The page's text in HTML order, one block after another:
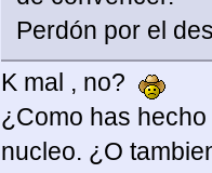
Perdón por el
K mal , no?
¿Como has
nucleo. ¿O